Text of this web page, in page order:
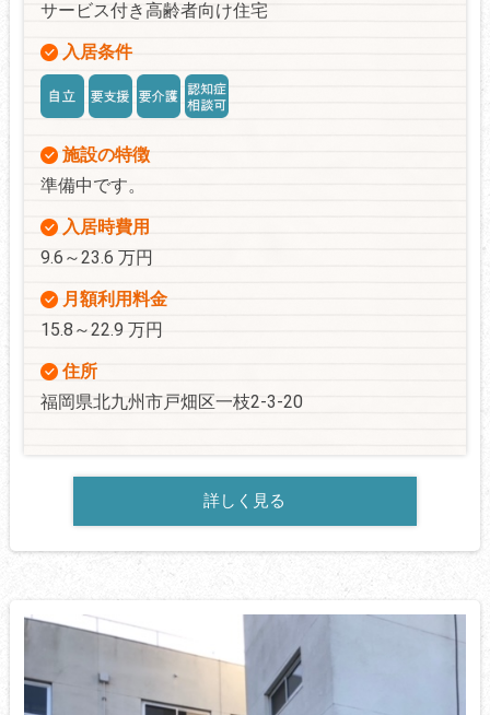
サービス付き高齢者向け住宅
入居条件
施設の特徴
準備中です。
入居時費用
9.6～23.6 万円
月額利用料金
15.8～22.9 万円
住所
福岡県北九州市戸畑区一枝2-3-20
詳しく見る